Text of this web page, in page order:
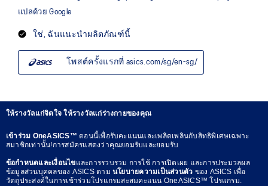
ให้รางวัลแก่จิตใจ ให้รางวัลแก่ร่างกายของคุณ
เข้าร่วม OneASICS™ตอนนี้เพื่อรับคะแนนและเพลิดเพลินกับสิทธิพิเศษเฉพาะ
สมาชิกเท่านั้น!การสมัครแสดงว่าคุณยอมรับและยอมรับ
ข้อกำหนดและเงื่อนไขและการรวบรวม การใช้ การเปิดเผย และการประมวลผล
ข้อมูลส่วนบุคคลของ ASICS ตาม นโยบายความเป็นส่วนตัว ของ ASICS เพื่อ
วัตถุประสงค์ในการเข้าร่วมโปรแกรมสะสมคะแนน OneASICS™ โปรแกรม.